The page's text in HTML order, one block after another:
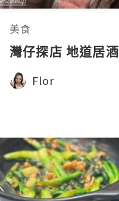
美食
灣仔探店 地道居
Flor